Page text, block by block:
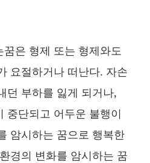
은 형제 또는 형제와도
요절하거나 떠난다. 자손
던 부하를 잃게 되거나,
중단되고 어두운 불행이
암시하는 꿈으로 행복한
경의 변화를 암시하는 꿈